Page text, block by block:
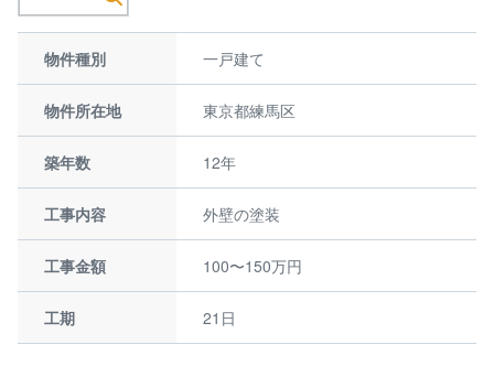
物件種別 一戸建て
物件所在地 東京都練馬区
築年数 12年
工事内容 外壁の塗装
工事金額 100〜150万円
工期 21日